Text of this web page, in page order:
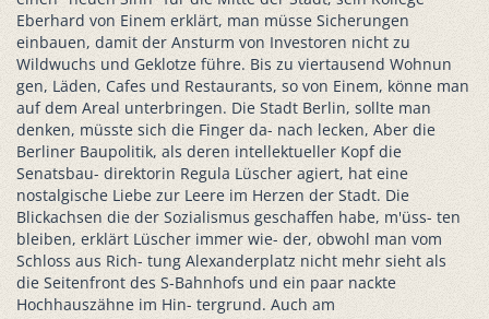
Eberhard von Einem erklärt, man müsse Sicherungen
einbauen, damit der Ansturm von Investoren nicht zu
Wildwuchs und Geklotze führe. Bis zu viertausend Wohnun
gen, Läden, Cafes und Restaurants, so von Einem, könne man
auf dem Areal unterbringen. Die Stadt Berlin, sollte man
denken, müsste sich die Finger da- nach lecken, Aber die
Berliner Baupolitik, als deren intellektueller Kopf die
Senatsbau- direktorin Regula Lüscher agiert, hat eine
nostalgische Liebe zur Leere im Herzen der Stadt. Die
Blickachsen die der Sozialismus geschaffen habe, m'üss- ten
bleiben, erklärt Lüscher immer wie- der, obwohl man vom
Schloss aus Rich- tung Alexanderplatz nicht mehr sieht als
die Seitenfront des S-Bahnhofs und ein paar nackte
Hochhauszähne im Hin- tergrund. Auch am